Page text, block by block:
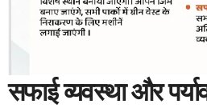
सफाई व्यवस्था और